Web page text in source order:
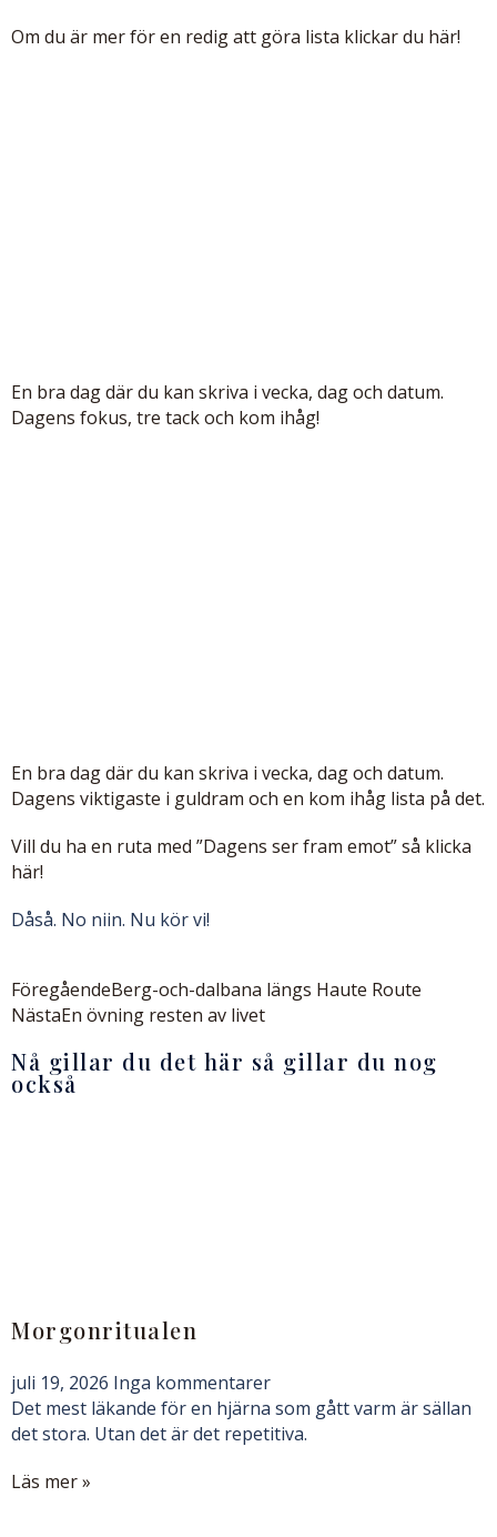
Om du är mer för en redig att göra lista klickar du här!
En bra dag där du kan skriva i vecka, dag och datum.
Dagens fokus, tre tack och kom ihåg!
En bra dag där du kan skriva i vecka, dag och datum.
Dagens viktigaste i guldram och en kom ihåg lista på det.
Vill du ha en ruta med ”Dagens ser fram emot” så klicka
här!
Dåså. No niin. Nu kör vi!
FöregåendeBerg-och-dalbana längs Haute Route
NästaEn övning resten av livet
Nå gillar du det här så gillar du nog
också
Morgonritualen
juli 19, 2026 Inga kommentarer
Det mest läkande för en hjärna som gått varm är sällan
det stora. Utan det är det repetitiva.
Läs mer »